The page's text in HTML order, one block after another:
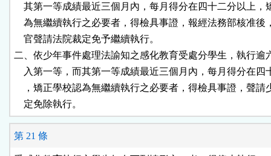
其第一等成績最近三個月內，每月得分在四十二分以上，
為無繼續執行之必要者，得檢具事證，報經法務部核准後
    官聲請法院裁定免予繼續執行。
二、依少年事件處理法諭知之感化教育受處分學生，執行逾
入第一等，而其第一等成績最近三個月內，每月得分在四
，矯正學校認為無繼續執行之必要者，得檢具事證，聲請
第 21 條